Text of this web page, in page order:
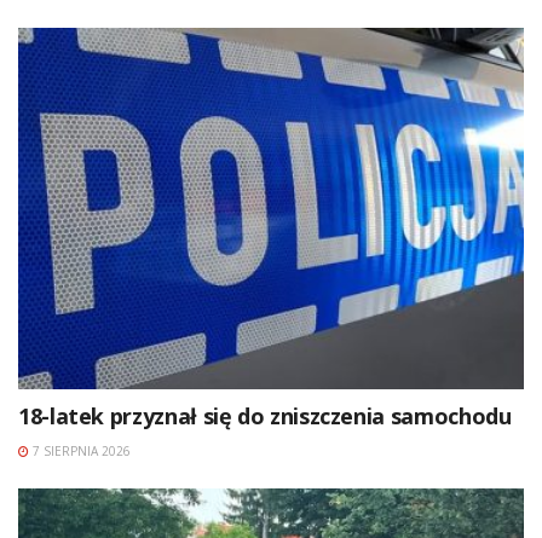
18-latek przyznał się do zniszczenia samochodu
7 SIERPNIA 2026